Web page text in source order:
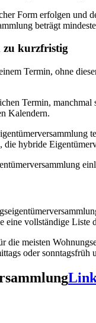
Form erfolgen und
beträgt
zu kurzfristig
Termin, ohne
Termin,
Kalendern.
hybride
vollständige Liste
meisten
oder sonntagsfrüh